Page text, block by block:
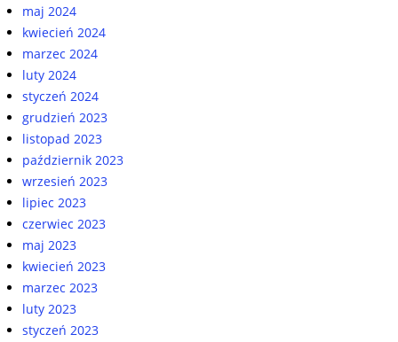
maj 2024
kwiecień 2024
marzec 2024
luty 2024
styczeń 2024
grudzień 2023
listopad 2023
październik 2023
wrzesień 2023
lipiec 2023
czerwiec 2023
maj 2023
kwiecień 2023
marzec 2023
luty 2023
styczeń 2023